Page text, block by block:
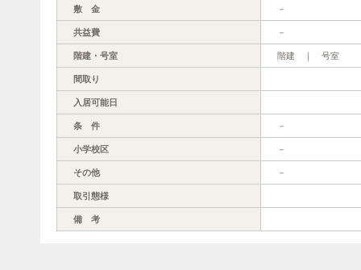
敷 金 －
共益費 －
階建・号室 階建 ｜ 号室
間取り
入居可能日
条 件 －
小学校区 －
その他 －
取引態様
備 考